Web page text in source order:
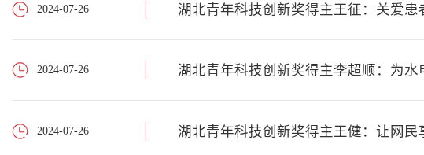
2024-07-26 湖北青年科技创新奖得主王征：关爱
2024-07-26 湖北青年科技创新奖得主李超顺：为
2024-07-26 湖北青年科技创新奖得主王健：让网